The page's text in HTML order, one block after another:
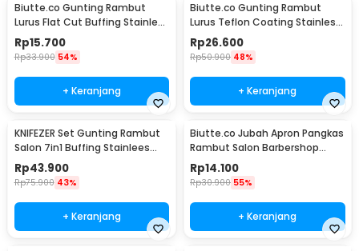
Biutte.co Gunting Rambut
Lurus Flat Cut Buffing Stainless
Steel 4Cr13 - BHT002
Rp15.700
Rp33.900 54%
+ Keranjang
Biutte.co Gunting Rambut
Lurus Teflon Coating Stainless
Steel 4Cr13 - CL-60
Rp26.600
Rp50.900 48%
+ Keranjang
KNIFEZER Set Gunting Rambut
Salon 7in1 Buffing Stainlees
Steel 4Cr13 - BHT002
Rp43.900
Rp75.900 43%
+ Keranjang
Biutte.co Jubah Apron Pangkas
Rambut Salon Barbershop
Cape - WB01
Rp14.100
Rp30.900 55%
+ Keranjang